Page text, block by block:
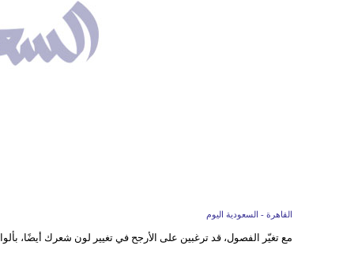
القاهرة - السعودية اليوم
مع تغيّر الفصول، قد ترغبين على الأرجح في تغيير لون شعرك أيضًا،